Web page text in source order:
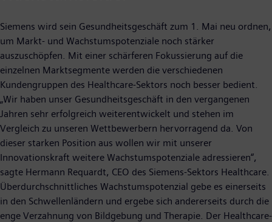
Siemens wird sein Gesundheitsgeschäft zum 1. Mai neu ordnen,
um Markt- und Wachstumspotenziale noch stärker
auszuschöpfen. Mit einer schärferen Fokussierung auf die
einzelnen Marktsegmente werden die verschiedenen
Kundengruppen des Healthcare-Sektors noch besser bedient.
„Wir haben unser Gesundheitsgeschäft in den vergangenen
Jahren sehr erfolgreich weiterentwickelt und stehen im
Vergleich zu unseren Wettbewerbern hervorragend da. Von
dieser starken Position aus wollen wir mit unserer
Innovationskraft weitere Wachstumspotenziale adressieren“,
sagte Hermann Requardt, CEO des Siemens-Sektors Healthcare.
Überdurchschnittliches Wachstumspotenzial gebe es einerseits
in den Schwellenländern und ergebe sich andererseits durch die
enge Verzahnung von Bildgebung und Therapie. Der Healthcare-